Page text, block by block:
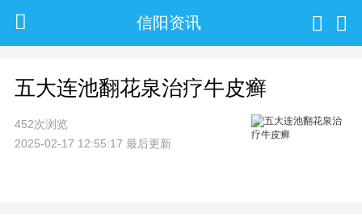
信阳资讯
五大连池翻花泉治疗牛皮癣
452次浏览
2025-02-17 12:55:17 最后更新